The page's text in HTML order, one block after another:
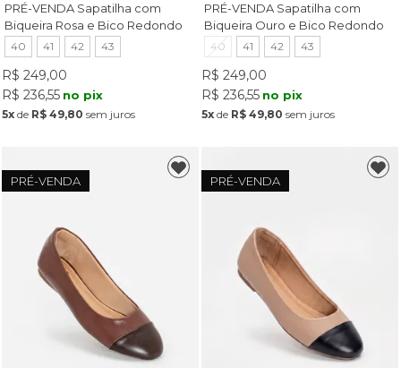
PRÉ-VENDA Sapatilha com
Biqueira Rosa e Bico Redondo
Vermelha
40 41 42 43
R$ 249,00
R$ 236,55 no pix
5xde R$ 49,80 sem juros
PRÉ-VENDA Sapatilha com
Biqueira Ouro e Bico Redondo
Tostado
40 41 42 43
R$ 249,00
R$ 236,55 no pix
5x de R$ 49,80 sem juros
PRÉ-VENDA PRÉ-VENDA